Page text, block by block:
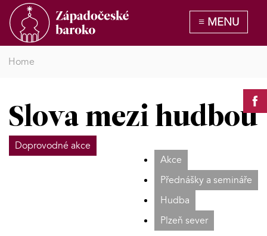
Home
Slova mezi hudbou
Doprovodné akce
Akce
Přednášky a semináře
Hudba
Plzeň sever